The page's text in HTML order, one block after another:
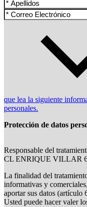
que lea la siguiente
personales.
Protección de datos
Responsable del
CL ENRIQUE VILLAR
La finalidad del
informativas y
aportar sus datos (artículo
Usted puede hacer valer